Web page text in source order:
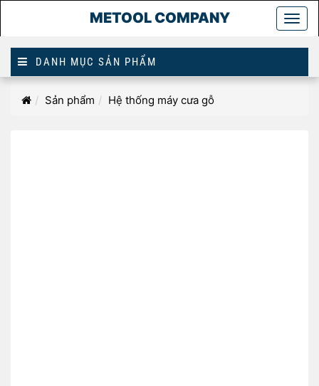
METOOL COMPANY
DANH MỤC SẢN PHẨM
Homepage
Sản phẩm Hệ thống máy cưa gỗ